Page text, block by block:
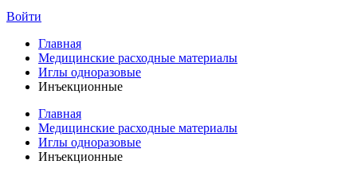
Войти
Главная
Медицинские расходные материалы
Иглы одноразовые
Инъекционные
Главная
Медицинские расходные материалы
Иглы одноразовые
Инъекционные